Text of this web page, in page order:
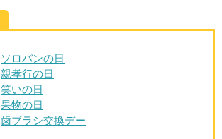
ソロバンの日
親孝行の日
笑いの日
果物の日
歯ブラシ交換デー